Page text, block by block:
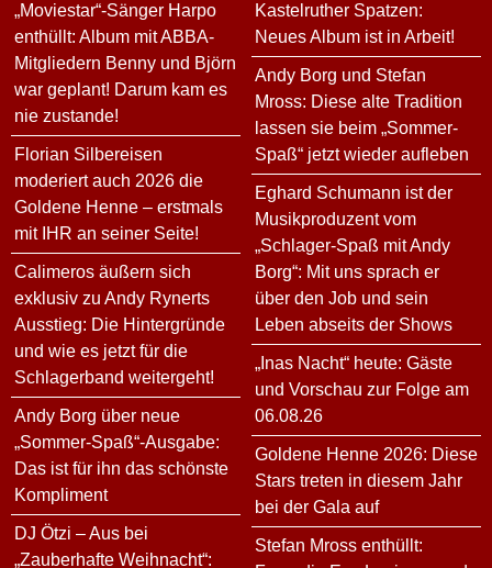
„Moviestar“-Sänger Harpo
enthüllt: Album mit ABBA-
Mitgliedern Benny und Björn
war geplant! Darum kam es
nie zustande!
Florian Silbereisen
moderiert auch 2026 die
Goldene Henne – erstmals
mit IHR an seiner Seite!
Calimeros äußern sich
exklusiv zu Andy Rynerts
Ausstieg: Die Hintergründe
und wie es jetzt für die
Schlagerband weitergeht!
Andy Borg über neue
„Sommer-Spaß“-Ausgabe:
Das ist für ihn das schönste
Kompliment
DJ Ötzi – Aus bei
„Zauberhafte Weihnacht“:
Kastelruther Spatzen:
Neues Album ist in Arbeit!
Andy Borg und Stefan
Mross: Diese alte Tradition
lassen sie beim „Sommer-
Spaß“ jetzt wieder aufleben
Eghard Schumann ist der
Musikproduzent vom
„Schlager-Spaß mit Andy
Borg“: Mit uns sprach er
über den Job und sein
Leben abseits der Shows
„Inas Nacht“ heute: Gäste
und Vorschau zur Folge am
06.08.26
Goldene Henne 2026: Diese
Stars treten in diesem Jahr
bei der Gala auf
Stefan Mross enthüllt: